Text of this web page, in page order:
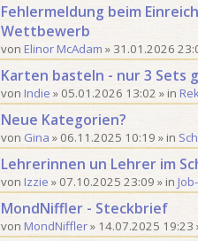
Fehlermeldung beim
Wettbewerb
von Elinor McAdam » 31.01.2026
Karten basteln - nur 3 Sets
von Indie » 05.01.2026 13:02 » in
Neue Kategorien?
von Gina » 06.11.2025 10:19 » in
Lehrerinnen un Lehrer im
von Izzie » 07.10.2025 23:09 » in
MondNiffler - Steckbrief
von MondNiffler» 14.07.2025 19:23